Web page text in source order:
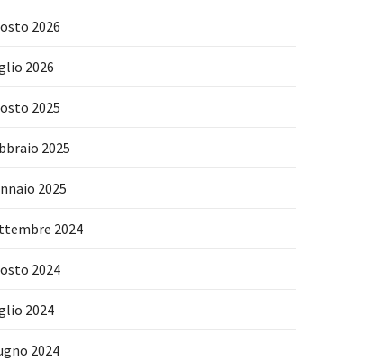
2026
2026
2025
2025
2025
2024
2024
2024
2024